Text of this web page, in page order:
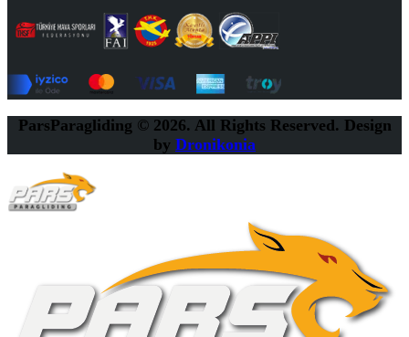
ParsParagliding © 2026. All Rights Reserved. Design
by Dronikonia